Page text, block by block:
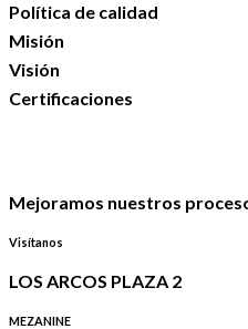
Política de calidad
Misión
Visión
Certificaciones
Mejoramos nuestros
Visítanos
LOS ARCOS PLAZA 2
MEZANINE